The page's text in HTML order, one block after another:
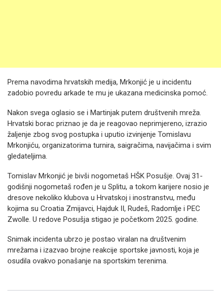
Prema navodima hrvatskih medija, Mrkonjić je u incidentu
zadobio povredu arkade te mu je ukazana medicinska pomoć.
Nakon svega oglasio se i Martinjak putem društvenih mreža.
Hrvatski borac priznao je da je reagovao neprimjereno, izrazio
žaljenje zbog svog postupka i uputio izvinjenje Tomislavu
Mrkonjiću, organizatorima turnira, saigračima, navijačima i svim
gledateljima.
Tomislav Mrkonjić je bivši nogometaš HŠK Posušje. Ovaj 31-
godišnji nogometaš rođen je u Splitu, a tokom karijere nosio je
dresove nekoliko klubova u Hrvatskoj i inostranstvu, među
kojima su Croatia Zmijavci, Hajduk II, Rudeš, Radomlje i PEC
Zwolle. U redove Posušja stigao je početkom 2025. godine.
Snimak incidenta ubrzo je postao viralan na društvenim
mrežama i izazvao brojne reakcije sportske javnosti, koja je
osudila ovakvo ponašanje na sportskim terenima.